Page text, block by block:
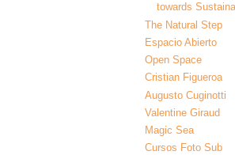
towards
The Natural Step
Espacio Abierto
Open Space
Cristian Figueroa
Augusto Cuginotti
Valentine Giraud
Magic Sea
Cursos Foto Sub